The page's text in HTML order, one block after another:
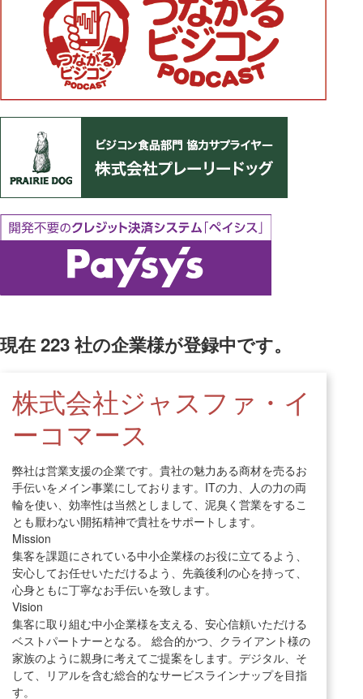
現在223社の企業様が登録中です。
株式会社ジャスファ・イ
ーコマース
弊社は営業支援の企業です。貴社の魅力ある商材を売るお
手伝いをメイン事業にしております。ITの力、人の力の両
輪を使い、効率性は当然としまして、泥臭く営業をするこ
とも厭わない開拓精神で貴社をサポートします。
Mission
集客を課題にされている中小企業様のお役に立てるよう、
安心してお任せいただけるよう、先義後利の心を持って、
心身ともに丁寧なお手伝いを致します。
Vision
集客に取り組む中小企業様を支える、安心信頼いただける
ベストパートナーとなる。 総合的かつ、クライアント様の
家族のように親身に考えてご提案をします。デジタル、そ
して、リアルを含む総合的なサービスラインナップを目指
す。